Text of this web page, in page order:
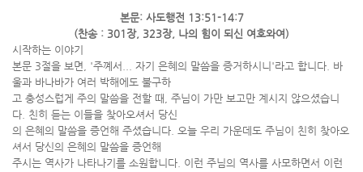
본문: 사도행전 13:51-14:7
(찬송 : 301장, 323장, 나의 힘이 되신 여호와여)
시작하는 이야기
본문 3절을 보면, '주꼐서... 자기 은혜의 말씀을 증거하시니'라고 합니다. 바
울과 바나바가 여러 박해에도 불구하
고 충성스럽게 주의 말씀을 전할 때, 주님이 가만 보고만 계시지 않으셨습니
다. 친히 듣는 이들을 찾아오셔서 당신
의 은혜의 말씀을 증언해 주셨습니다. 오늘 우리 가운데도 주님이 친히 찾아오
셔서 당신의 은혜의 말씀을 증언해
주시는 역사가 나타나기를 소원합니다. 이런 주님의 역사를 사모하면서 이런